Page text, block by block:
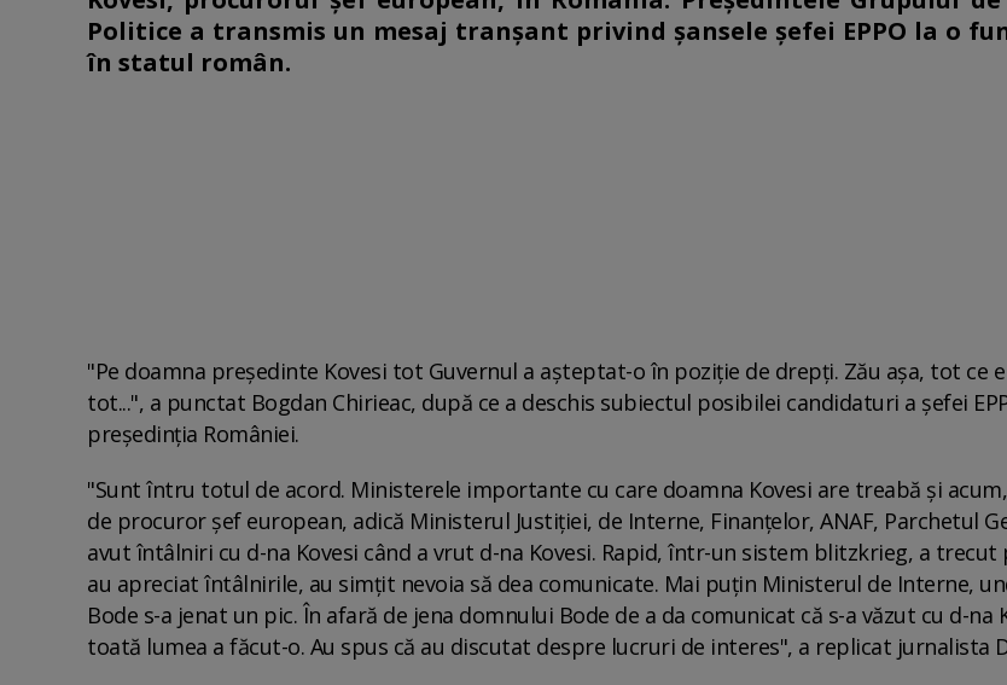
Politice a transmis un mesaj tranşant privind şansele șefei EPPO la o
în statul român.
"Pe doamna preşedinte Kovesi tot Guvernul a aşteptat-o în poziţie de drepţi. Zău aşa, tot ce
tot...", a punctat Bogdan Chirieac, după ce a deschis subiectul posibilei candidaturi a șefei
președinția României.
"Sunt întru totul de acord. Ministerele importante cu care doamna Kovesi are treabă şi
de procuror şef european, adică Ministerul Justiţiei, de Interne, Finanţelor, ANAF, Parchetul
avut întâlniri cu d-na Kovesi când a vrut d-na Kovesi. Rapid, într-un sistem blitzkrieg, a
au apreciat întâlnirile, au simţit nevoia să dea comunicate. Mai puţin Ministerul de Interne,
Bode s-a jenat un pic. În afară de jena domnului Bode de a da comunicat că s-a văzut cu d-na
toată lumea a făcut-o. Au spus că au discutat despre lucruri de interes", a replicat jurnalista